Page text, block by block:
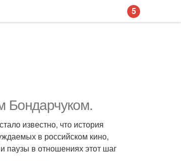
Бондарчуком.
известно, что история
в российском кино,
паузы в отношениях этот шаг
5